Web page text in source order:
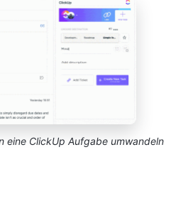
eine ClickUp Aufgabe umwandeln